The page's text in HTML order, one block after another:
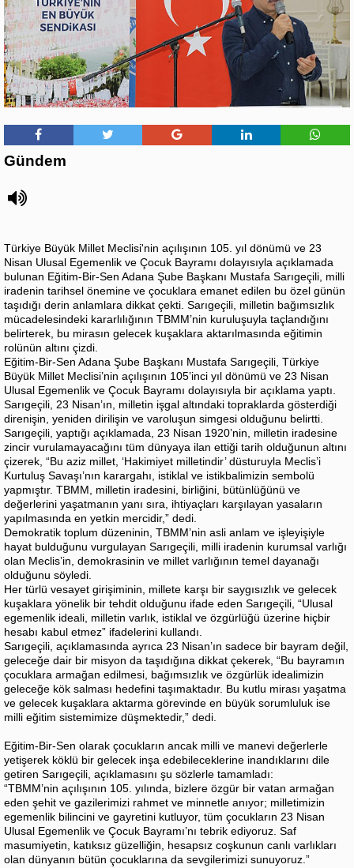
Gündem
Türkiye Büyük Millet Meclisi'nin açılışının 105. yıl dönümü ve 23
Nisan Ulusal Egemenlik ve Çocuk Bayramı dolayısıyla açıklamada
bulunan Eğitim-Bir-Sen Adana Şube Başkanı Mustafa Sarıgeçili, milli
iradenin tarihsel önemine ve çocuklara emanet edilen bu özel günün
taşıdığı derin anlamlara dikkat çekti. Sarıgeçili, milletin bağımsızlık
mücadelesindeki kararlılığının TBMM’nin kuruluşuyla taçlandığını
belirterek, bu mirasın gelecek kuşaklara aktarılmasında eğitimin
rolünün altını çizdi.
Eğitim-Bir-Sen Adana Şube Başkanı Mustafa Sarıgeçili, Türkiye
Büyük Millet Meclisi’nin açılışının 105’inci yıl dönümü ve 23 Nisan
Ulusal Egemenlik ve Çocuk Bayramı dolayısıyla bir açıklama yaptı.
Sarıgeçili, 23 Nisan’ın, milletin işgal altındaki topraklarda gösterdiği
direnişin, yeniden dirilişin ve varoluşun simgesi olduğunu belirtti.
Sarıgeçili, yaptığı açıklamada, 23 Nisan 1920’nin, milletin iradesine
zincir vurulamayacağını tüm dünyaya ilan ettiği tarih olduğunun altını
çizerek, “Bu aziz millet, ‘Hakimiyet milletindir’ düsturuyla Meclis’i
Kurtuluş Savaşı’nın karargahı, istiklal ve istikbalimizin sembolü
yapmıştır. TBMM, milletin iradesini, birliğini, bütünlüğünü ve
değerlerini yaşatmanın yanı sıra, ihtiyaçları karşılayan yasaların
yapılmasında en yetkin mercidir,” dedi.
Demokratik toplum düzeninin, TBMM’nin asli anlam ve işleyişiyle
hayat bulduğunu vurgulayan Sarıgeçili, milli iradenin kurumsal varlığı
olan Meclis’in, demokrasinin ve millet varlığının temel dayanağı
olduğunu söyledi.
Her türlü vesayet girişiminin, millete karşı bir saygısızlık ve gelecek
kuşaklara yönelik bir tehdit olduğunu ifade eden Sarıgeçili, “Ulusal
egemenlik ideali, milletin varlık, istiklal ve özgürlüğü üzerine hiçbir
hesabı kabul etmez” ifadelerini kullandı.
Sarıgeçili, açıklamasında ayrıca 23 Nisan’ın sadece bir bayram değil,
geleceğe dair bir misyon da taşıdığına dikkat çekerek, “Bu bayramın
çocuklara armağan edilmesi, bağımsızlık ve özgürlük idealimizin
geleceğe kök salması hedefini taşımaktadır. Bu kutlu mirası yaşatma
ve gelecek kuşaklara aktarma görevinde en büyük sorumluluk ise
milli eğitim sistemimize düşmektedir,” dedi.
Eğitim-Bir-Sen olarak çocukların ancak milli ve manevi değerlerle
yetişerek köklü bir gelecek inşa edebileceklerine inandıklarını dile
getiren Sarıgeçili, açıklamasını şu sözlerle tamamladı:
“TBMM’nin açılışının 105. yılında, bizlere özgür bir vatan armağan
eden şehit ve gazilerimizi rahmet ve minnetle anıyor; milletimizin
egemenlik bilincini ve gayretini kutluyor, tüm çocukların 23 Nisan
Ulusal Egemenlik ve Çocuk Bayramı’nı tebrik ediyoruz. Saf
masumiyetin, katıksız güzelliğin, hesapsız coşkunun canlı varlıkları
olan dünyanın bütün çocuklarına da sevgilerimizi sunuyoruz.”